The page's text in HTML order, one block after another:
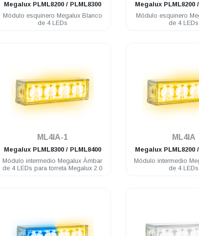
Megalux PLML8200 / PLML8300
Módulo esquinero Megalux Blanco
de 4 LEDs
Megalux PLML8200
Módulo esquinero
de 4 LEDs
ML4IA-1
Megalux PLML8300 / PLML8400
Módulo intermedio Megalux Ámbar
de 4 LEDs para torreta Megalux 2.0
ML4IA
Megalux PLML8200
Módulo intermedio
de 4 LEDs